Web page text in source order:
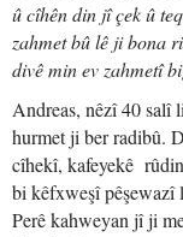
û cîhên din jî çek û
zahmet bû lê ji bona
divê min ev zahmetî
Andreas, nêzî 40 salî
hurmet ji ber radibû.
cîhekî, kafeyekê
bi kêfxweşî
Perê kahweyan jî ji